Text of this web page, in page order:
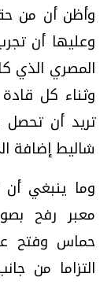
وأظن أن من
وعليها أن
المصري‏‏ الذي
وثناء كل
تريد أن تحصل
شاليط إضافة
وما ينبغي
معبر رفح
حماس وفتح
التزاما من